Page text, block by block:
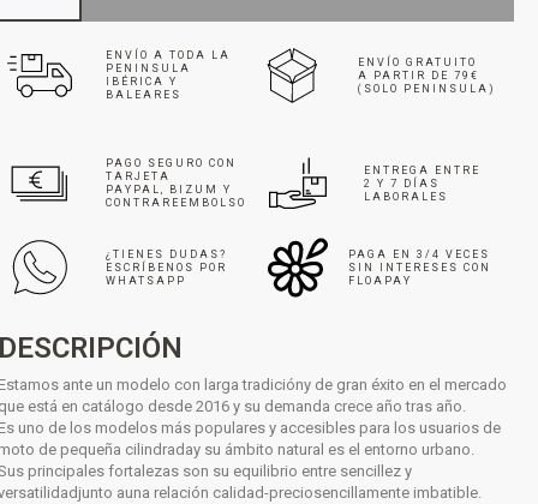
ENVÍO A TODA LA
PENINSULA
IBÉRICA Y
BALEARES
ENVÍO GRATUITO
A PARTIR DE 79€
(SOLO PENINSULA)
PAGO SEGURO CON
TARJETA
PAYPAL, BIZUM Y
CONTRAREEMBOLSO
ENTREGA ENTRE
2 Y 7 DÍAS
LABORALES
¿TIENES DUDAS?
ESCRÍBENOS POR
WHATSAPP
PAGA EN 3/4 VECES
SIN INTERESES CON
FLOAPAY
ante un modelo con larga tradicióny de gran éxito en el mercado
está en catálogo desde 2016 y su demanda crece año tras año.
uno de los modelos más populares y accesibles para los usuarios de
de pequeña cilindraday su ámbito natural es el entorno urbano.
principales fortalezas son su equilibrio entre sencillez y
auna relación calidad-preciosencillamente imbatible.